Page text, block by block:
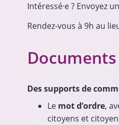
Intéressé·e ? Envoyez
Rendez-vous à 9h au
Des supports de
Le mot d’ordre,
citoyens et